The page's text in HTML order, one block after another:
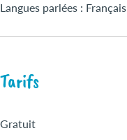
Langues parlées : Français
Tarifs
Gratuit